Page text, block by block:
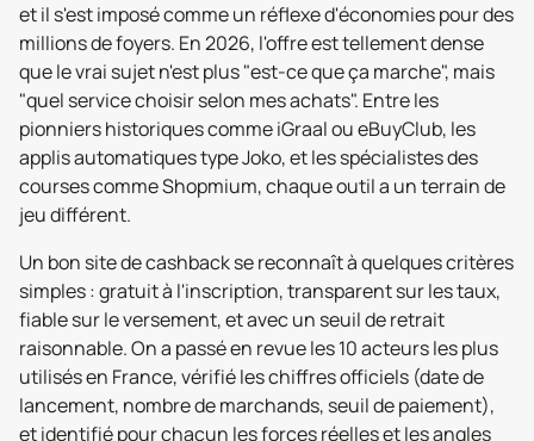
et il s'est imposé comme un réflexe d'économies pour des
millions de foyers. En 2026, l'offre est tellement dense
que le vrai sujet n'est plus "est-ce que ça marche", mais
"quel service choisir selon mes achats". Entre les
pionniers historiques comme iGraal ou eBuyClub, les
applis automatiques type Joko, et les spécialistes des
courses comme Shopmium, chaque outil a un terrain de
jeu différent.
Un bon site de cashback se reconnaît à quelques critères
simples : gratuit à l'inscription, transparent sur les taux,
fiable sur le versement, et avec un seuil de retrait
raisonnable. On a passé en revue les 10 acteurs les plus
utilisés en France, vérifié les chiffres officiels (date de
lancement, nombre de marchands, seuil de paiement),
et identifié pour chacun les forces réelles et les angles